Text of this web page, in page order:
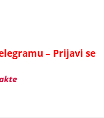
– Prijavi se